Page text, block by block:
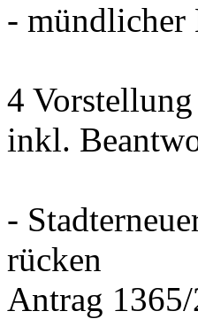
- mündlicher
4
inkl.
-
rücken
Antrag